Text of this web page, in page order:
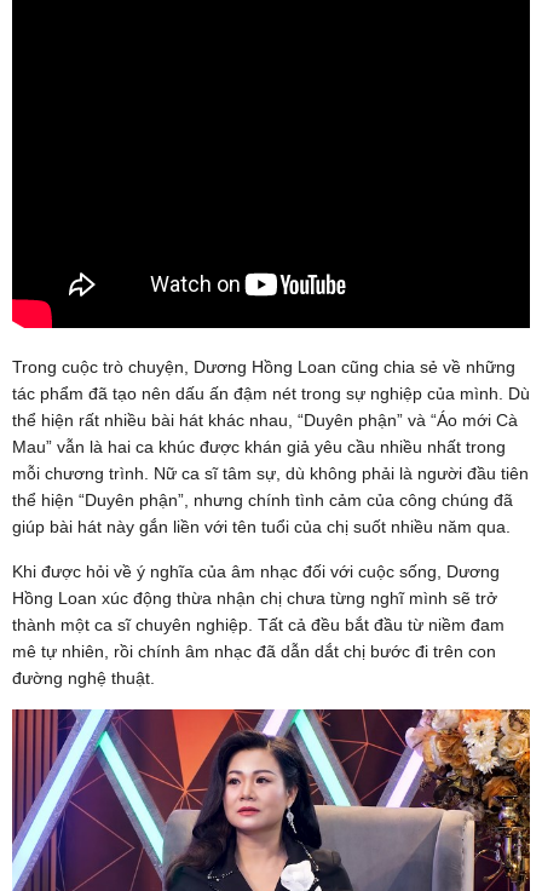
Trong cuộc trò chuyện, Dương Hồng Loan cũng chia sẻ về những
tác phẩm đã tạo nên dấu ấn đậm nét trong sự nghiệp của mình. Dù
thể hiện rất nhiều bài hát khác nhau, “Duyên phận” và “Áo mới Cà
Mau” vẫn là hai ca khúc được khán giả yêu cầu nhiều nhất trong
mỗi chương trình. Nữ ca sĩ tâm sự, dù không phải là người đầu tiên
thể hiện “Duyên phận”, nhưng chính tình cảm của công chúng đã
giúp bài hát này gắn liền với tên tuổi của chị suốt nhiều năm qua.
Khi được hỏi về ý nghĩa của âm nhạc đối với cuộc sống, Dương
Hồng Loan xúc động thừa nhận chị chưa từng nghĩ mình sẽ trở
thành một ca sĩ chuyên nghiệp. Tất cả đều bắt đầu từ niềm đam
mê tự nhiên, rồi chính âm nhạc đã dẫn dắt chị bước đi trên con
đường nghệ thuật.